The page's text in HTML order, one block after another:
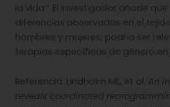
la vida.” El investigador añade
diferencias observadas en el
hombres y mujeres, podría ser
terapias específicas de género en
Referencia: Lindholm ME, et al. An
reveals coordinated